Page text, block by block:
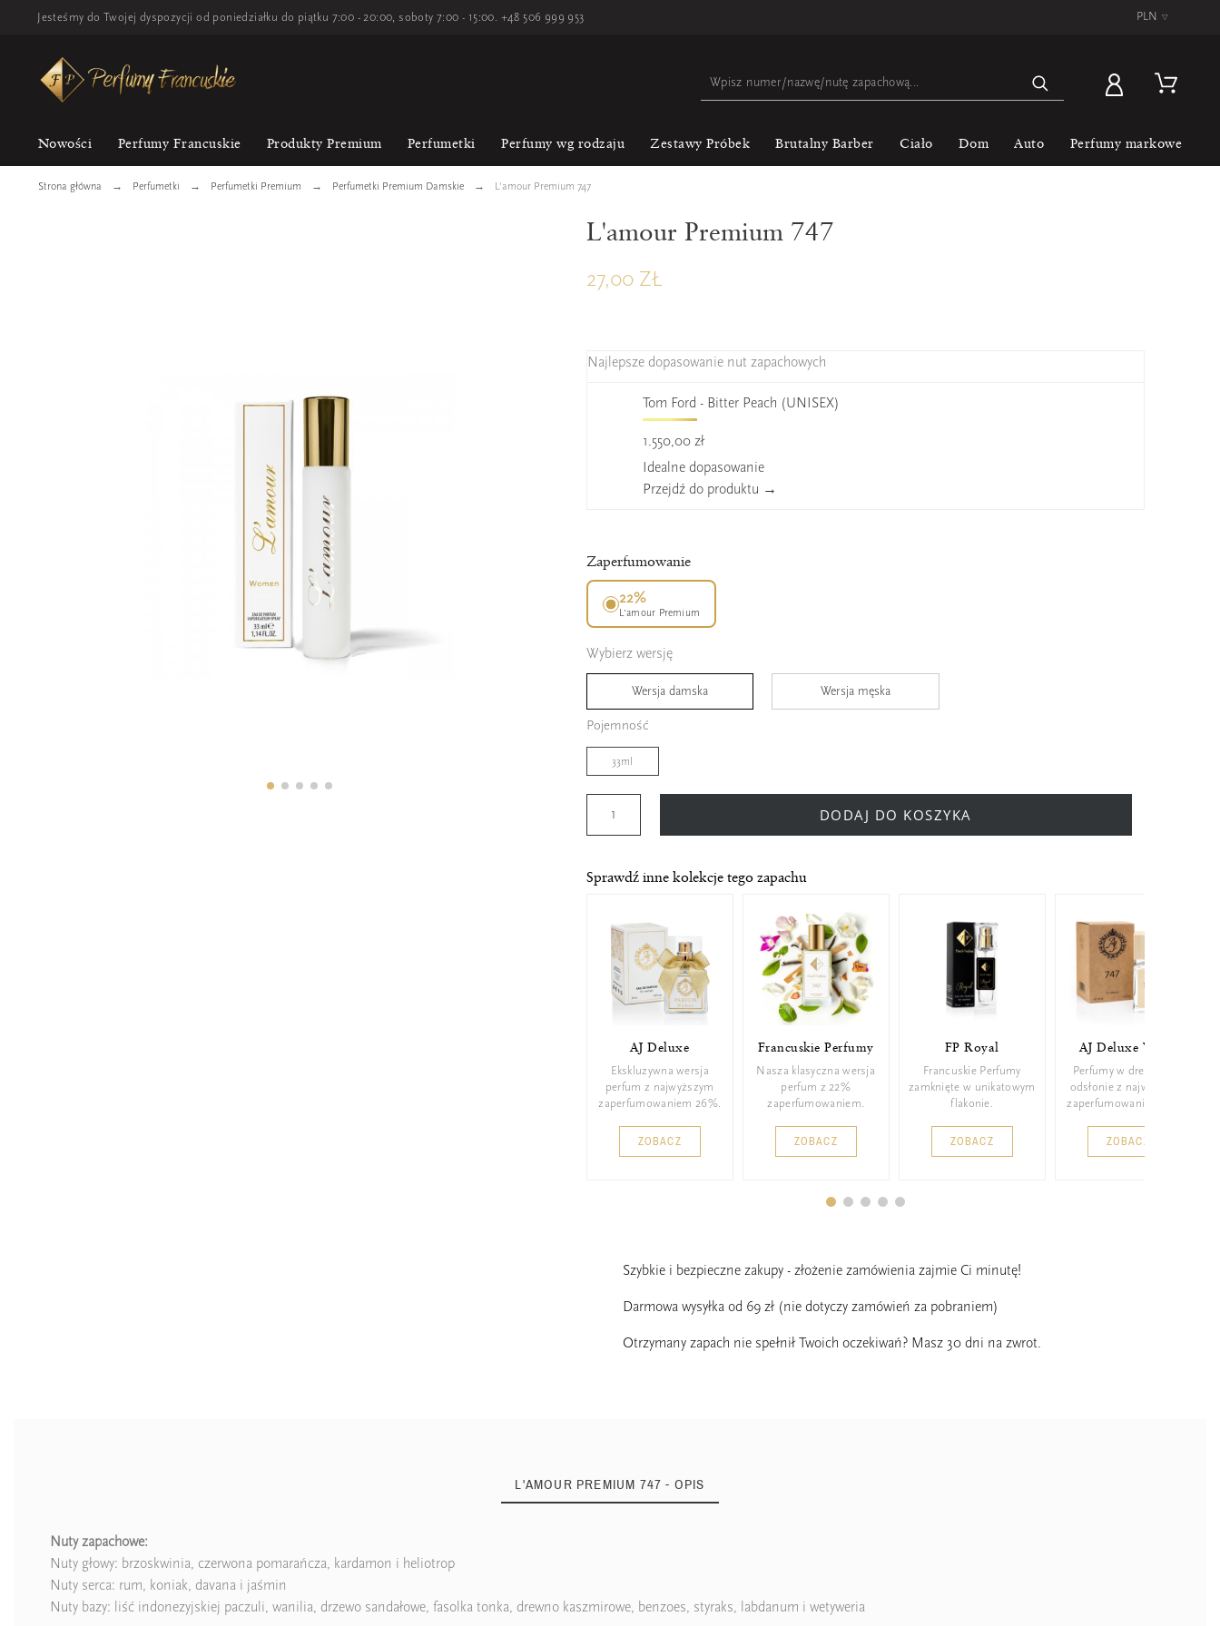
Jesteśmy do Twojej dyspozycji od poniedziałku do piątku 7:00 - 20:00, soboty 7:00 - 15:00. +48 506 999 953 PLN ▿
Nowości Perfumy Francuskie Produkty Premium Perfumetki Perfumy wg rodzaju Zestawy Próbek Brutalny Barber Ciało Dom Auto Perfumy markowe
Strona główna Perfumetki Perfumetki Premium Perfumetki Premium Damskie L'amour Premium 747
L'amour Premium 747
27,00 ZŁ
Najlepsze dopasowanie nut zapachowych
Tom Ford - Bitter Peach (UNISEX)
1.550,00 zł
Idealne dopasowanie
Przejdź do produktu →
Zaperfumowanie
22%
L’amour Premium
Wybierz wersję
Wersja damska Wersja męska
Pojemność
33ml
DODAJ DO KOSZYKA
Sprawdź inne kolekcje tego zapachu
AJ Deluxe
Ekskluzywna wersja
perfum z najwyższym
zaperfumowaniem 26%.
ZOBACZ
Francuskie Perfumy
Nasza klasyczna wersja
perfum z 22%
zaperfumowaniem.
ZOBACZ
FP Royal
Francuskie Perfumy
zamknięte w unikatowym
flakonie.
ZOBACZ
AJ Deluxe Wood
Perfumy w drewnianej
odsłonie z najwyższym
zaperfumowaniem 26%.
ZOBACZ
Szybkie i bezpieczne zakupy - złożenie zamówienia zajmie Ci minutę!
Darmowa wysyłka od 69 zł (nie dotyczy zamówień za pobraniem)
Otrzymany zapach nie spełnił Twoich oczekiwań? Masz 30 dni na zwrot.
L'AMOUR PREMIUM 747 - OPIS
Nuty zapachowe:
Nuty głowy: brzoskwinia, czerwona pomarańcza, kardamon i heliotrop
Nuty serca: rum, koniak, davana i jaśmin
Nuty bazy: liść indonezyjskiej paczuli, wanilia, drzewo sandałowe, fasolka tonka, drewno kaszmirowe, benzoes, styraks, labdanum i wetyweria
Zaperfumowanie